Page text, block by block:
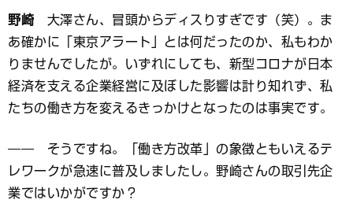
野崎 大澤さん、冒頭からディスりすぎです（笑）。ま
あ確かに「東京アラート」とは何だったのか、私もわか
りませんでしたが。いずれにしても、新型コロナが日本
経済を支える企業経営に及ぼした影響は計り知れず、私
たちの働き方を変えるきっかけとなったのは事実です。
―― そうですね。「働き方改革」の象徴ともいえるテ
レワークが急速に普及しましたし。野崎さんの取引先企
業ではいかがですか？